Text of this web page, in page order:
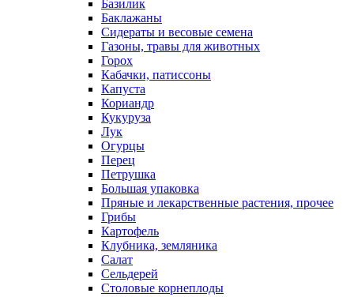
Базилик
Баклажаны
Сидераты и весовые семена
Газоны, травы для животных
Горох
Кабачки, патиссоны
Капуста
Кориандр
Кукуруза
Лук
Огурцы
Перец
Петрушка
Большая упаковка
Пряные и лекарственные растения, прочее
Грибы
Картофель
Клубника, земляника
Салат
Сельдерей
Столовые корнеплоды